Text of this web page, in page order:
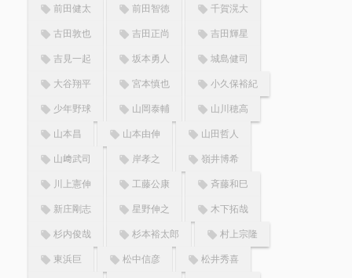
前田健太 前田智徳 千賀滉大
古田敦也 吉田正尚 吉田輝星
吉見一起 坂本勇人 城島健司
大谷翔平 宮本慎也 小久保裕紀
少年野球 山岡泰輔 山川穂高
山本昌 山本由伸 山田哲人
山﨑武司 岸孝之 嶺井博希
川上憲伸 工藤公康 斉藤和巳
新庄剛志 星野伸之 木下拓哉
杉内俊哉 杉本裕太郎 村上宗隆
東浜巨 松中信彦 松井秀喜